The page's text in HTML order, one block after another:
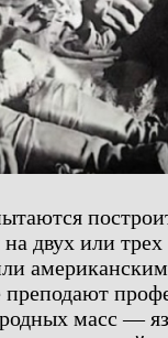
двух или трех
преподают
масс —